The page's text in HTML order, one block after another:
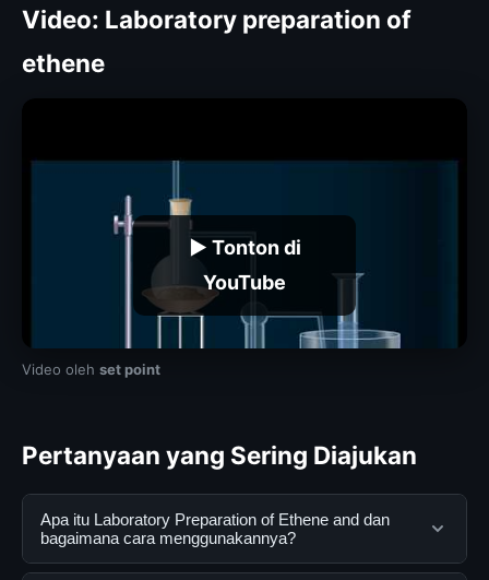
Video: Laboratory preparation of
ethene
▶ Tonton di
YouTube
Video oleh set point
Pertanyaan yang Sering Diajukan
Apa itu Laboratory Preparation of Ethene and dan
bagaimana cara menggunakannya?